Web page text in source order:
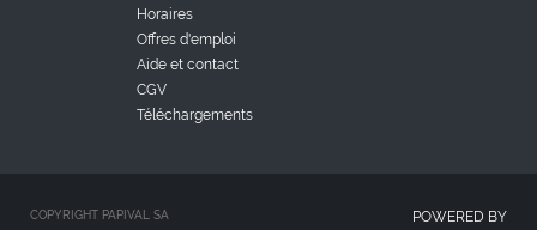
Horaires
Offres d'emploi
Aide et contact
CGV
Téléchargements
COPYRIGHT PAPIVAL SA
POWERED BY